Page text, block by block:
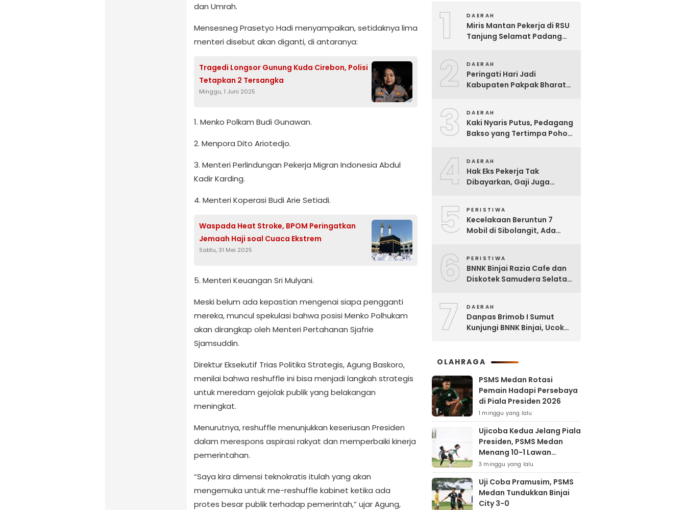
dan Umrah.
Mensesneg Prasetyo Hadi menyampaikan, setidaknya lima
menteri disebut akan diganti, di antaranya:
Tragedi Longsor Gunung Kuda Cirebon, Polisi
Tetapkan 2 Tersangka
Minggu, 1 Juni 2025
1. Menko Polkam Budi Gunawan.
2. Menpora Dito Ariotedjo.
3. Menteri Perlindungan Pekerja Migran Indonesia Abdul
Kadir Karding.
4. Menteri Koperasi Budi Arie Setiadi.
Waspada Heat Stroke, BPOM Peringatkan
Jemaah Haji soal Cuaca Ekstrem
Sabtu, 31 Mei 2025
5. Menteri Keuangan Sri Mulyani.
Meski belum ada kepastian mengenai siapa pengganti
mereka, muncul spekulasi bahwa posisi Menko Polhukam
akan dirangkap oleh Menteri Pertahanan Sjafrie
Sjamsuddin.
Direktur Eksekutif Trias Politika Strategis, Agung Baskoro,
menilai bahwa reshuffle ini bisa menjadi langkah strategis
untuk meredam gejolak publik yang belakangan
meningkat.
Menurutnya, reshuffle menunjukkan keseriusan Presiden
dalam merespons aspirasi rakyat dan memperbaiki kinerja
pemerintahan.
“Saya kira dimensi teknokratis itulah yang akan
mengemuka untuk me-reshuffle kabinet ketika ada
protes besar publik terhadap pemerintah,” ujar Agung,
1 DAERAH
Miris Mantan Pekerja di RSU
Tanjung Selamat Padang
2 DAERAH
Peringati Hari Jadi
Kabupaten Pakpak Bharat
dan Budaya
3 DAERAH
Kaki Nyaris Putus, Pedagang
Bakso yang Tertimpa Pohon
4 DAERAH
Hak Eks Pekerja Tak
Dibayarkan, Gaji Juga
5 PERISTIWA
Kecelakaan Beruntun 7
Mobil di Sibolangit, Ada
6 PERISTIWA
BNNK Binjai Razia Cafe dan
Diskotek Samudera Selatan,
7 DAERAH
Danpas Brimob I Sumut
Kunjungi BNNK Binjai, Ucok
OLAHRAGA
PSMS Medan Rotasi
Pemain Hadapi Persebaya
di Piala Presiden 2026
1 minggu yang lalu
Ujicoba Kedua Jelang Piala
Presiden, PSMS Medan
Menang 10-1 Lawan
Muspika FC
3 minggu yang lalu
Uji Coba Pramusim, PSMS
Medan Tundukkan Binjai
City 3-0